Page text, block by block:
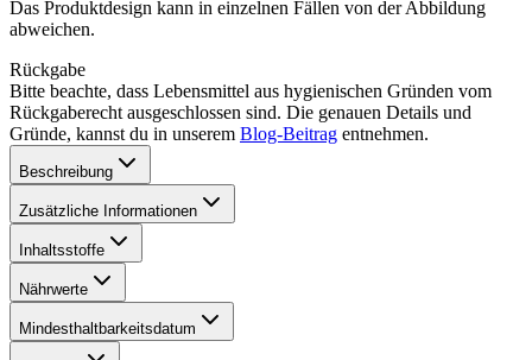
Das Produktdesign kann in einzelnen Fällen von der Abbildung
abweichen.
Rückgabe
Bitte beachte, dass Lebensmittel aus hygienischen Gründen vom
Rückgaberecht ausgeschlossen sind. Die genauen Details und
Gründe, kannst du in unserem Blog-Beitrag entnehmen.
Beschreibung
Zusätzliche Informationen
Inhaltsstoffe
Nährwerte
Mindesthaltbarkeitsdatum